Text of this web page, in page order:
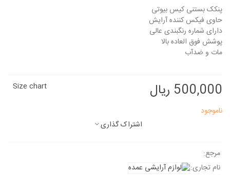
پنکک بستنی کیس بیوتی
حاوی فیکس کننده آرایش
دارای شماره رنگبندی عالی
پوشش فوق العاده بالا
مات و ضدآب
500,000 ریال
Size chart
ناموجود
اشتراک گذاری
مرجع:
نام تجاری: